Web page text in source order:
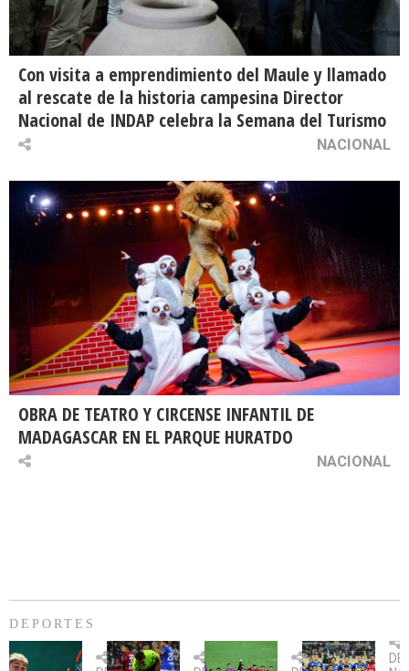
Con visita a emprendimiento del Maule y llamado
al rescate de la historia campesina Director
Nacional de INDAP celebra la Semana del Turismo
NACIONAL
OBRA DE TEATRO Y CIRCENSE INFANTIL DE
MADAGASCAR EN EL PARQUE HURATDO
NACIONAL
DEPORTES
Billie
U.
Copa